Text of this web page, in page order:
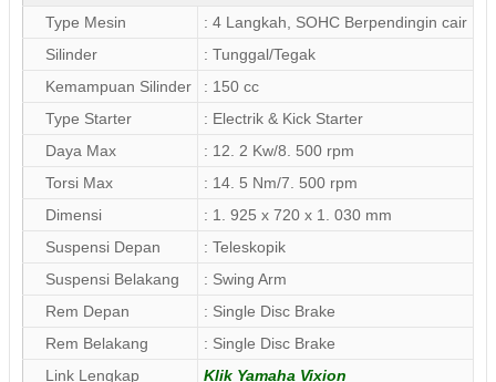
Type Mesin
: 4 Langkah, SOHC Berpendingin cair
Silinder
: Tunggal/Tegak
Kemampuan Silinder
: 150 cc
Type Starter
: Electrik & Kick Starter
Daya Max
: 12. 2 Kw/8. 500 rpm
Torsi Max
: 14. 5 Nm/7. 500 rpm
Dimensi
: 1. 925 x 720 x 1. 030 mm
Suspensi Depan
: Teleskopik
Suspensi Belakang
: Swing Arm
Rem Depan
: Single Disc Brake
Rem Belakang
: Single Disc Brake
Link Lengkap
Klik Yamaha Vixion